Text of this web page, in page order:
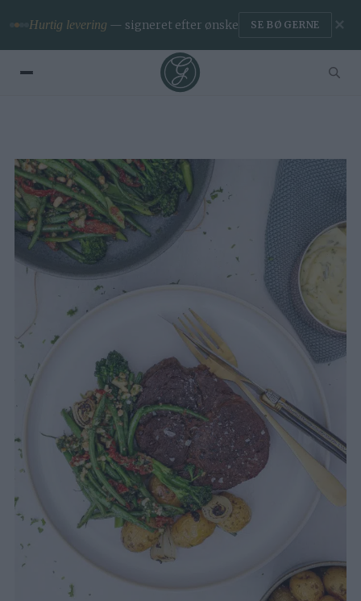
Premium— ingen reklamer & app BLIV MEDLEM ✕